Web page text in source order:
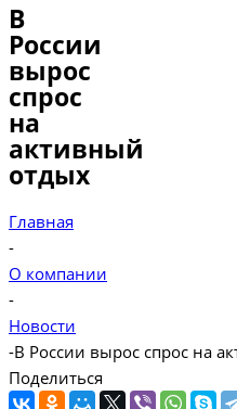
В
России
вырос
спрос
на
активный
отдых
Главная
-
О компании
-
Новости
-В России вырос спрос на
Поделиться